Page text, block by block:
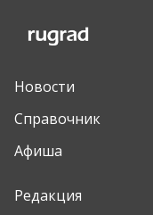
Новости
Справочник
Афиша
Редакция